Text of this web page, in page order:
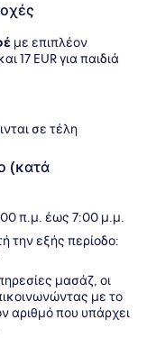
με επιπλέον
17 EUR για παιδιά
σε τέλη
(κατά
π.μ. έως 7:00 μ.μ.
την εξής περίοδο:
μασάζ, οι
με το
αριθμό που υπάρχει